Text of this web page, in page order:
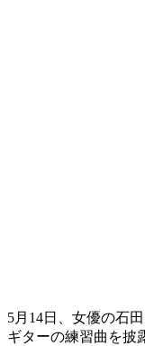
5月14日、女優の石
ギターの練習曲を披